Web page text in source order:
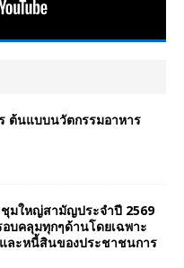
ต้นแบบนวัตกรรมอาหาร
มใหญ่สามัญประจำปี 2569
บคลุมทุกๆด้านโดยเฉพาะ
ละหนี้สินของประชาชนการ